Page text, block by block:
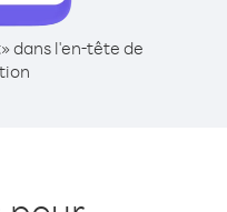
dans l'en-tête de